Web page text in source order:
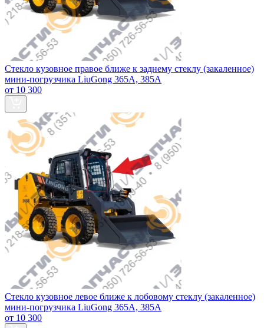
Стекло кузовное правое ближе к заднему стеклу (закаленное)
мини-погрузчика LiuGong 365А, 385А
от 10 300
Стекло кузовное левое ближе к лобовому стеклу (закаленное)
мини-погрузчика LiuGong 365А, 385А
от 10 300